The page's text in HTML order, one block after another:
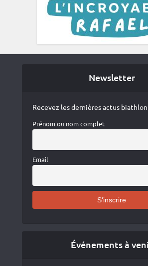
Newsletter
Recevez les dernières actus
Prénom ou nom complet
Email
Événements à